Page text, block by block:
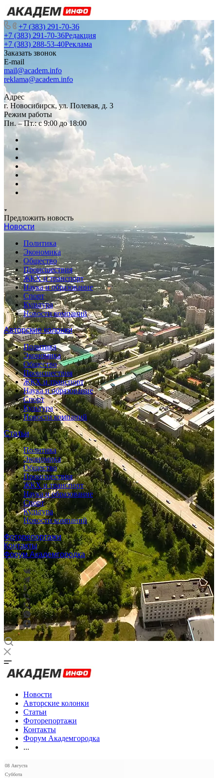
+7 (383) 291-70-36
+7 (383) 291-70-36Редакция
+7 (383) 288-53-40Реклама
Заказать звонок
E-mail
mail@academ.info
reklama@academ.info
Адрес
г. Новосибирск, ул. Полевая, д. 3
Режим работы
Пн. – Пт.: с 9:00 до 18:00
Предложить новость
Новости
Политика
Экономика
Общество
Происшествия
ЖКХ и транспорт
Наука и образование
Спорт
Культура
Новости компаний
Авторские колонки
Политика
Экономика
Общество
Происшествия
ЖКХ и транспорт
Наука и образование
Спорт
Культура
Новости компаний
Статьи
Политика
Экономика
Общество
Происшествия
ЖКХ и транспорт
Наука и образование
Спорт
Культура
Новости компаний
Фоторепортажи
Контакты
Форум Академгородка
Новости
Авторские колонки
Статьи
Фоторепортажи
Контакты
Форум Академгородка
...
08 Августа
Суббота